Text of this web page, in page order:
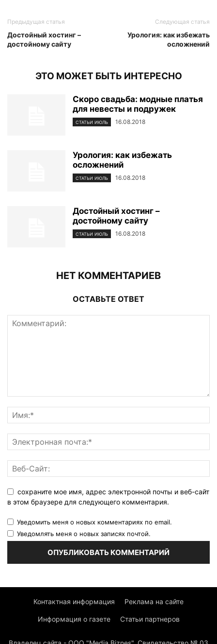
Предыдущая статья
Достойный хостинг –
достойному сайту
Следующая статья
Урология: как избежать
осложнений
ЭТО МОЖЕТ БЫТЬ ИНТЕРЕСНО
Скоро свадьба: модные платья
для невесты и подружек
СТАТЬИ ИЮЛЬ 16.08.2018
Урология: как избежать
осложнений
СТАТЬИ ИЮЛЬ 16.08.2018
Достойный хостинг –
достойному сайту
СТАТЬИ ИЮЛЬ 16.08.2018
НЕТ КОММЕНТАРИЕВ
ОСТАВЬТЕ ОТВЕТ
сохраните мое имя, адрес электронной почты и веб-сайт
в этом браузере для следующего комментария.
Уведомить меня о новых комментариях по email.
Уведомлять меня о новых записях почтой.
Контактная информация Реклама на сайте
Информация о газете Статьи партнеров